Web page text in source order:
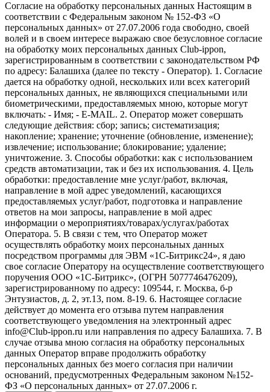
Согласие на обработку персональных данных Настоящим в
соответствии с Федеральным законом № 152-ФЗ «О
персональных данных» от 27.07.2006 года свободно, своей
волей и в своем интересе выражаю свое безусловное согласие
на обработку моих персональных данных Club-ippon,
зарегистрированным в соответствии с законодательством РФ
по адресу: Балашиха (далее по тексту - Оператор). 1. Согласие
дается на обработку одной, нескольких или всех категорий
персональных данных, не являющихся специальными или
биометрическими, предоставляемых мною, которые могут
включать: - Имя; - E-MAIL. 2. Оператор может совершать
следующие действия: сбор; запись; систематизация;
накопление; хранение; уточнение (обновление, изменение);
извлечение; использование; блокирование; удаление;
уничтожение. 3. Способы обработки: как с использованием
средств автоматизации, так и без их использования. 4. Цель
обработки: предоставление мне услуг/работ, включая,
направление в мой адрес уведомлений, касающихся
предоставляемых услуг/работ, подготовка и направление
ответов на мои запросы, направление в мой адрес
информации о мероприятиях/товарах/услугах/работах
Оператора. 5. В связи с тем, что Оператор может
осуществлять обработку моих персональных данных
посредством программы для ЭВМ «1С-Битрикс24», я даю
свое согласие Оператору на осуществление соответствующего
поручения ООО «1С-Битрикс», (ОГРН 5077746476209),
зарегистрированному по адресу: 109544, г. Москва, б-р
Энтузиастов, д. 2, эт.13, пом. 8-19. 6. Настоящее согласие
действует до момента его отзыва путем направления
соответствующего уведомления на электронный адрес
info@Club-ippon.ru или направления по адресу Балашиха. 7. В
случае отзыва мною согласия на обработку персональных
данных Оператор вправе продолжить обработку
персональных данных без моего согласия при наличии
оснований, предусмотренных Федеральным законом №152-
ФЗ «О персональных данных» от 27.07.2006 г.